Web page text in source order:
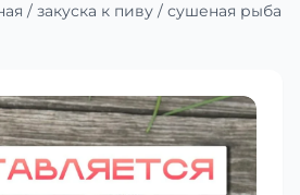
/ закуска к пиву / сушеная рыба